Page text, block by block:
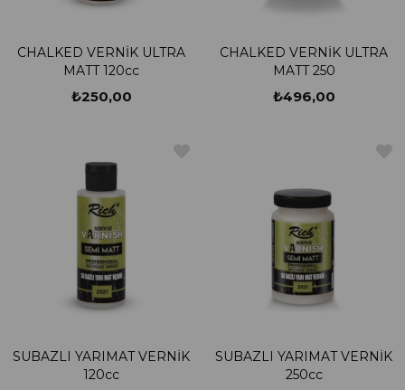
CHALKED VERNİK ULTRA
MATT 120cc
₺250,00
CHALKED VERNİK ULTRA
MATT 250
₺496,00
SUBAZLI YARIMAT VERNİK
120cc
SUBAZLI YARIMAT VERNİK
250cc